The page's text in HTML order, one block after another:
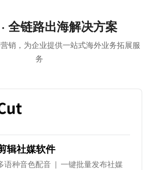
全链路出海解决方案
销，为企业提供一站式海外业务拓展服
务
辑社媒软件
种音色配音 | 一键批量发布社媒